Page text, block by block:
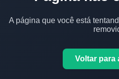
A página que você está
Voltar para